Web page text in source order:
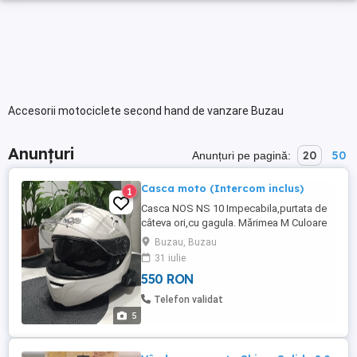
Accesorii motociclete second hand de vanzare Buzau
Anunțuri Anunțuri pe pagină: 20 50
5
1 Casca moto (Intercom inclus)
Casca NOS NS 10 Impecabila,purtata de
câteva ori,cu gagula. Mărimea M Culoare
specială - alb perlat Ochelari soare
integrați. Foarte comodă.
Buzau, Buzau
31 iulie
550 RON
Telefon validat